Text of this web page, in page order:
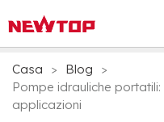
Casa > Blog
>
Pompe idrauliche
applicazioni